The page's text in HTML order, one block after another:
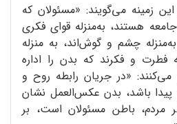
زمینه می‌گویند: «مسئولان که
هستند، به‌منزله قوای فکری
چشم و گوش‌اند، به منزله
فطرت و فکرند که بدن را اداره
«در جریان رابطه روح و
پیدا باشد، بدن عکس‌العمل نشان
مردم، باطن مسئولان است، بر